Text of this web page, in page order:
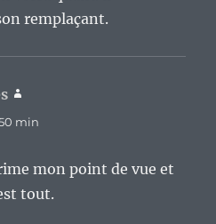
remplaçant.
min
mon point de vue et
tout.